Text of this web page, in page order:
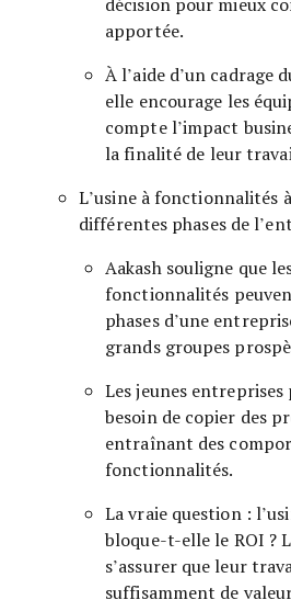
apportée.
À l’aide d’un cadrage
elle encourage les
compte l’impact
la finalité de leur
L’usine à fonctionnalités
différentes phases de
Aakash souligne que
fonctionnalités
phases d’une
grands groupes
Les jeunes
besoin de copier des
entraînant des
fonctionnalités.
La vraie question :
bloque-t-elle le ROI ?
s’assurer que leur
suffisamment de